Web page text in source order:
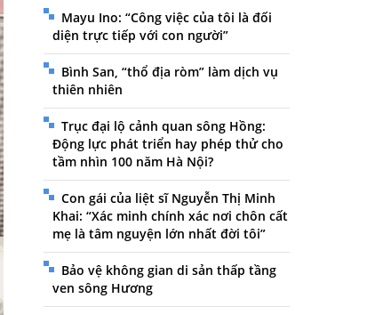
Mayu Ino: “Công việc của tôi là đối
diện trực tiếp với con người”
Bình San, “thổ địa ròm” làm dịch vụ
thiên nhiên
Trục đại lộ cảnh quan sông Hồng:
Động lực phát triển hay phép thử cho
tầm nhìn 100 năm Hà Nội?
Con gái của liệt sĩ Nguyễn Thị Minh
Khai: “Xác minh chính xác nơi chôn cất
mẹ là tâm nguyện lớn nhất đời tôi”
Bảo vệ không gian di sản thấp tầng
ven sông Hương